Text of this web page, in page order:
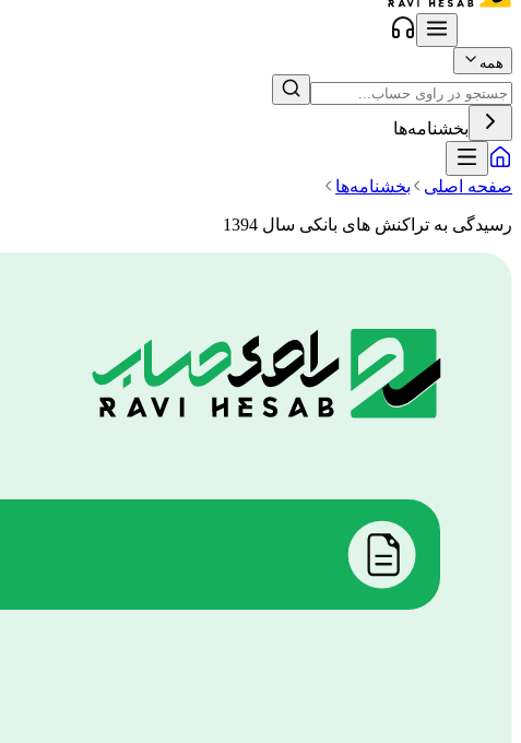
همه
بخشنامه‌ها
صفحه اصلی بخشنامه‌ها
رسیدگی به تراکنش های بانکی سال 1394